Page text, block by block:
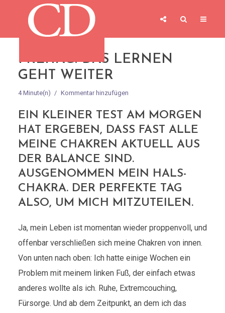
FREITAG: DAS LERNEN
GEHT WEITER
4 Minute(n) Kommentar hinzufügen
EIN KLEINER TEST AM MORGEN
HAT ERGEBEN, DASS FAST ALLE
MEINE CHAKREN AKTUELL AUS
DER BALANCE SIND.
AUSGENOMMEN MEIN HALS-
CHAKRA. DER PERFEKTE TAG
ALSO, UM MICH MITZUTEILEN.
Ja, mein Leben ist momentan wieder proppenvoll, und
offenbar verschließen sich meine Chakren von innen.
Von unten nach oben: Ich hatte einige Wochen ein
Problem mit meinem linken Fuß, der einfach etwas
anderes wollte als ich. Ruhe, Extremcouching,
Fürsorge. Und ab dem Zeitpunkt, an dem ich das